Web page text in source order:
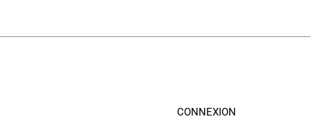
CONNEXION